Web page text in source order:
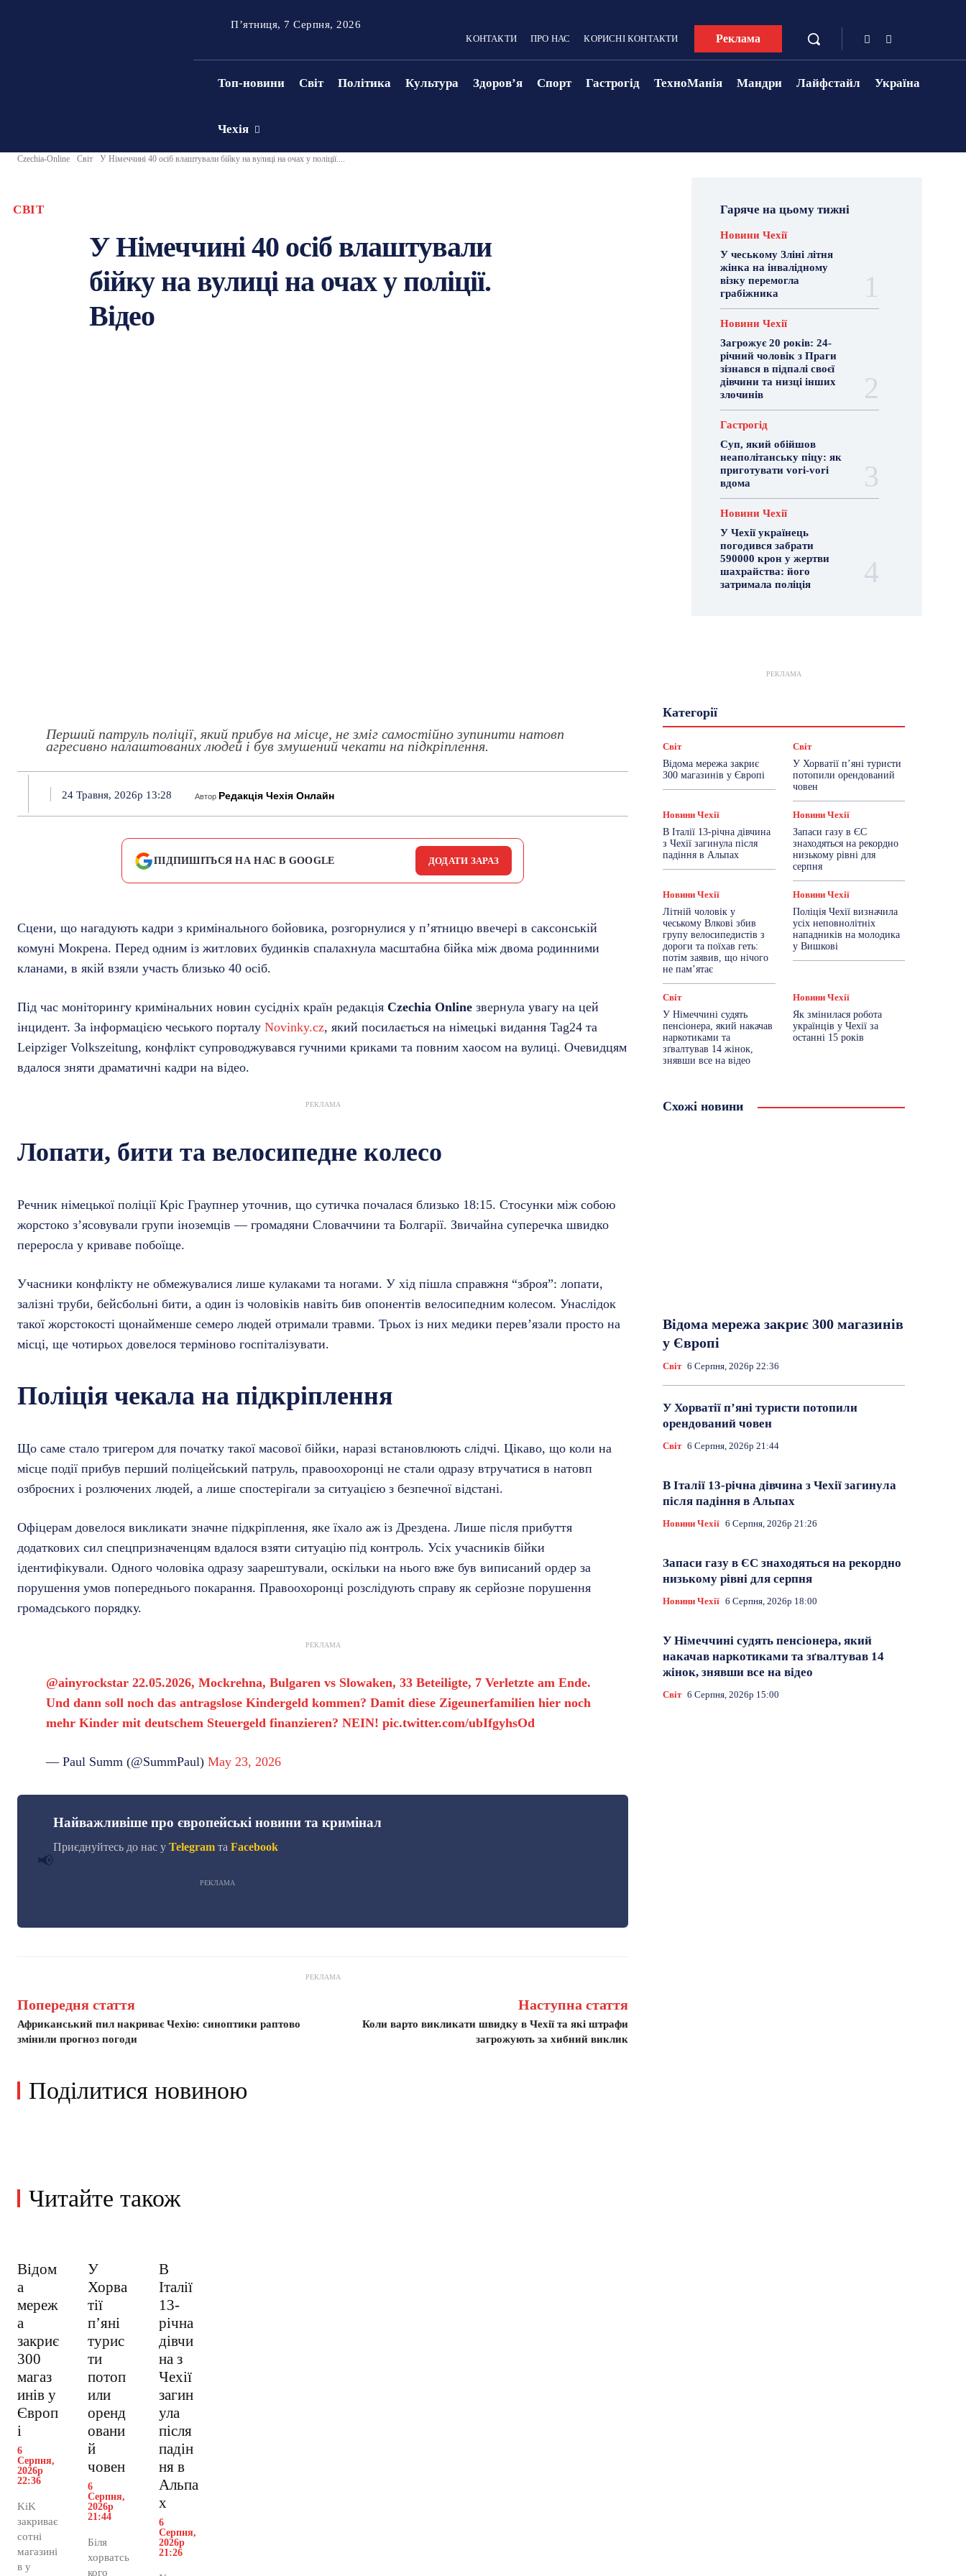
П’ятниця, 7 Серпня, 2026
КОНТАКТИ ПРО НАС КОРИСНІ КОНТАКТИ Реклама
Топ-новини Світ Політика Культура Здоровʼя Спорт Гастрогід ТехноМанія Мандри Лайфстайл Україна
Чехія
Czechia-Online Світ У Німеччині 40 осіб влаштували бійку на вулиці на очах у поліції....
СВІТ
У Німеччині 40 осіб влаштували
бійку на вулиці на очах у поліції.
Відео
Перший патруль поліції, який прибув на місце, не зміг самостійно зупинити натовп
агресивно налаштованих людей і був змушений чекати на підкріплення.
24 Травня, 2026р 13:28 Автор Редакція Чехія Онлайн
ПІДПИШІТЬСЯ НА НАС В GOOGLE ДОДАТИ ЗАРАЗ
Сцени, що нагадують кадри з кримінального бойовика, розгорнулися у п’ятницю ввечері в саксонській
комуні Мокрена. Перед одним із житлових будинків спалахнула масштабна бійка між двома родинними
кланами, в якій взяли участь близько 40 осіб.
Під час моніторингу кримінальних новин сусідніх країн редакція Czechia Online звернула увагу на цей
інцидент. За інформацією чеського порталу Novinky.cz, який посилається на німецькі видання Tag24 та
Leipziger Volkszeitung, конфлікт супроводжувався гучними криками та повним хаосом на вулиці. Очевидцям
вдалося зняти драматичні кадри на відео.
РЕКЛАМА
Лопати, бити та велосипедне колесо
Речник німецької поліції Кріс Граупнер уточнив, що сутичка почалася близько 18:15. Стосунки між собою
жорстоко з’ясовували групи іноземців — громадяни Словаччини та Болгарії. Звичайна суперечка швидко
переросла у криваве побоїще.
Учасники конфлікту не обмежувалися лише кулаками та ногами. У хід пішла справжня “зброя”: лопати,
залізні труби, бейсбольні бити, а один із чоловіків навіть бив опонентів велосипедним колесом. Унаслідок
такої жорстокості щонайменше семеро людей отримали травми. Трьох із них медики перев’язали просто на
місці, ще чотирьох довелося терміново госпіталізувати.
Поліція чекала на підкріплення
Що саме стало тригером для початку такої масової бійки, наразі встановлюють слідчі. Цікаво, що коли на
місце події прибув перший поліцейський патруль, правоохоронці не стали одразу втручатися в натовп
озброєних і розлючених людей, а лише спостерігали за ситуацією з безпечної відстані.
Офіцерам довелося викликати значне підкріплення, яке їхало аж із Дрездена. Лише після прибуття
додаткових сил спецпризначенцям вдалося взяти ситуацію під контроль. Усіх учасників бійки
ідентифікували. Одного чоловіка одразу заарештували, оскільки на нього вже був виписаний ордер за
порушення умов попереднього покарання. Правоохоронці розслідують справу як серйозне порушення
громадського порядку.
РЕКЛАМА
@ainyrockstar 22.05.2026, Mockrehna, Bulgaren vs Slowaken, 33 Beteiligte, 7 Verletzte am Ende.
Und dann soll noch das antragslose Kindergeld kommen? Damit diese Zigeunerfamilien hier noch
mehr Kinder mit deutschem Steuergeld finanzieren? NEIN! pic.twitter.com/ubIfgyhsOd
— Paul Summ (@SummPaul) May 23, 2026
📢
Найважливіше про європейські новини та кримінал
Приєднуйтесь до нас у Telegram та Facebook
РЕКЛАМА
РЕКЛАМА
Попередня стаття
Африканський пил накриває Чехію: синоптики раптово
змінили прогноз погоди
Наступна стаття
Коли варто викликати швидку в Чехії та які штрафи
загрожують за хибний виклик
Поділитися новиною
Читайте також
Відом
а
мереж
а
закриє
300
магаз
инів у
Європ
і
6
Серпня,
2026р
22:36
KiK
закриває
сотні
магазині
в у
У
Хорва
тії
пʼяні
турис
ти
потоп
или
оренд
овани
й
човен
6
Серпня,
2026р
21:44
Біля
хорватсь
кого
В
Італії
13-
річна
дівчи
на з
Чехії
загин
ула
після
падін
ня в
Альпа
х
6
Серпня,
2026р
21:26
Гаряче на цьому тижні
Новини Чехії
У чеському Зліні літня
жінка на інвалідному
візку перемогла
грабіжника
Новини Чехії
Загрожує 20 років: 24-
річний чоловік з Праги
зізнався в підпалі своєї
дівчини та низці інших
злочинів
Гастрогід
Суп, який обійшов
неаполітанську піцу: як
приготувати vori-vori
вдома
Новини Чехії
У Чехії українець
погодився забрати
590000 крон у жертви
шахрайства: його
затримала поліція
РЕКЛАМА
КатегоріїГастрогід
Знай Чехію
Новини Чехії
Робота
Сад та город
Світ
Спорт ТехноМанія
Топ-новини
Фоторепортаж
Світ
Відома мережа закриє
300 магазинів у Європі
Світ
У Хорватії пʼяні туристи
потопили орендований
човен
Новини Чехії
В Італії 13-річна дівчина
з Чехії загинула після
падіння в Альпах
Новини Чехії
Запаси газу в ЄС
знаходяться на рекордно
низькому рівні для
серпня
Новини Чехії
Літній чоловік у
чеському Влкові збив
групу велосипедистів з
дороги та поїхав геть:
потім заявив, що нічого
не пам’ятає
Новини Чехії
Поліція Чехії визначила
усіх неповнолітніх
нападників на молодика
у Вишкові
Світ
У Німеччині судять
пенсіонера, який накачав
наркотиками та
зґвалтував 14 жінок,
знявши все на відео
Новини Чехії
Як змінилася робота
українців у Чехії за
останні 15 років
Схожі новини
Відома мережа закриє 300 магазинів
у Європі
Світ 6 Серпня, 2026р 22:36
У Хорватії пʼяні туристи потопили
орендований човен
Світ 6 Серпня, 2026р 21:44
В Італії 13-річна дівчина з Чехії загинула
після падіння в Альпах
Новини Чехії 6 Серпня, 2026р 21:26
Запаси газу в ЄС знаходяться на рекордно
низькому рівні для серпня
Новини Чехії 6 Серпня, 2026р 18:00
У Німеччині судять пенсіонера, який
накачав наркотиками та зґвалтував 14
жінок, знявши все на відео
Світ 6 Серпня, 2026р 15:00